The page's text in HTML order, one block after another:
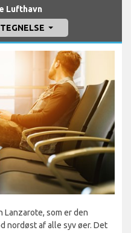
Lufthavn
Lanzarote, som er den
nordøst af alle syv øer. Det